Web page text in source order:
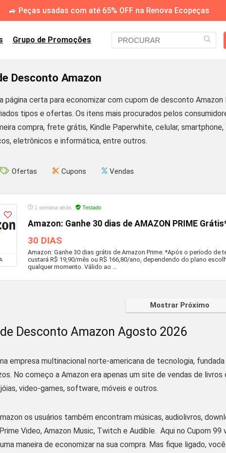
🚙 Peças usadas com até 65% OFF na Renova Ecopeças
Grupo de Promoções
Desconto Amazon
página certa para economizar com cupom de desconto
tipos e ofertas. Os itens mais procurados pelos
compra, frete grátis, Kindle Paperwhite, celular,
eletrônicos e informática, entre outros.
Ofertas Cupons Vendas
1 semana atrás Testado
Amazon: Ganhe 30 dias de AMAZON PRIME
30 DIAS
Amazon: Ganhe 30 dias grátis de Amazon Prime. *Após o período de
custará R$ 19,90/mês ou R$ 166,80/ano, dependendo do plano
qualquer momento. Válido ao ...
Mostrar Próximo
Desconto Amazon Agosto 2026
empresa multinacional norte-americana de tecnologia,
No começo a Amazon era apenas um site de vendas de livros
video-games, software, móveis e outros.
os usuários também encontram músicas, audiolivros,
Video, Amazon Music, Twitch e Audible. Aqui no Cupom
maneira de economizar na sua compra. Mas fique ligado,